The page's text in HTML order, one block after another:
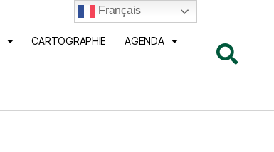
CARTOGRAPHIE AGENDA
Français